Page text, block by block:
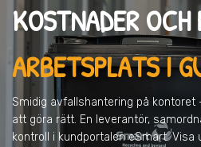
KOSTNADER
ARBETSPLATS I
Smidig avfallshantering på kontoret
att göra rätt. En leverantör,
kontroll i kundportalen eSmart. Visa